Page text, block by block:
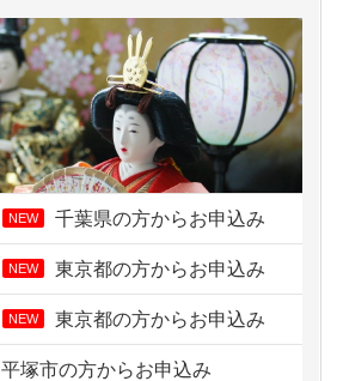
NEW 千葉県の方からお申込み
NEW 東京都の方からお申込み
NEW 東京都の方からお申込み
平塚市の方からお申込み